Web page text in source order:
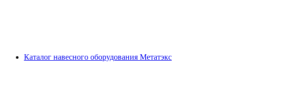
Каталог навесного оборудования Метатэкс